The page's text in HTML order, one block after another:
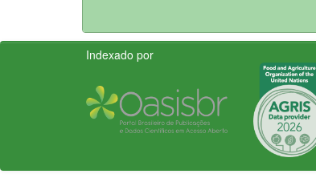
Indexado por